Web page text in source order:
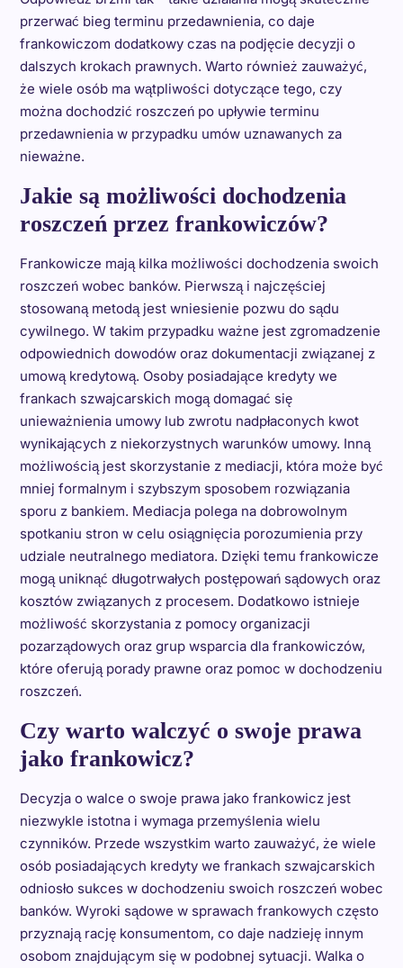
przerwać bieg terminu przedawnienia, co daje
frankowiczom dodatkowy czas na podjęcie decyzji o
dalszych krokach prawnych. Warto również zauważyć,
że wiele osób ma wątpliwości dotyczące tego, czy
można dochodzić roszczeń po upływie terminu
przedawnienia w przypadku umów uznawanych za
nieważne.
Jakie są możliwości dochodzenia
roszczeń przez frankowiczów?
Frankowicze mają kilka możliwości dochodzenia swoich
roszczeń wobec banków. Pierwszą i najczęściej
stosowaną metodą jest wniesienie pozwu do sądu
cywilnego. W takim przypadku ważne jest zgromadzenie
odpowiednich dowodów oraz dokumentacji związanej z
umową kredytową. Osoby posiadające kredyty we
frankach szwajcarskich mogą domagać się
unieważnienia umowy lub zwrotu nadpłaconych kwot
wynikających z niekorzystnych warunków umowy. Inną
możliwością jest skorzystanie z mediacji, która może być
mniej formalnym i szybszym sposobem rozwiązania
sporu z bankiem. Mediacja polega na dobrowolnym
spotkaniu stron w celu osiągnięcia porozumienia przy
udziale neutralnego mediatora. Dzięki temu frankowicze
mogą uniknąć długotrwałych postępowań sądowych oraz
kosztów związanych z procesem. Dodatkowo istnieje
możliwość skorzystania z pomocy organizacji
pozarządowych oraz grup wsparcia dla frankowiczów,
które oferują porady prawne oraz pomoc w dochodzeniu
roszczeń.
Czy warto walczyć o swoje prawa
jako frankowicz?
Decyzja o walce o swoje prawa jako frankowicz jest
niezwykle istotna i wymaga przemyślenia wielu
czynników. Przede wszystkim warto zauważyć, że wiele
osób posiadających kredyty we frankach szwajcarskich
odniosło sukces w dochodzeniu swoich roszczeń wobec
banków. Wyroki sądowe w sprawach frankowych często
przyznają rację konsumentom, co daje nadzieję innym
osobom znajdującym się w podobnej sytuacji. Walka o